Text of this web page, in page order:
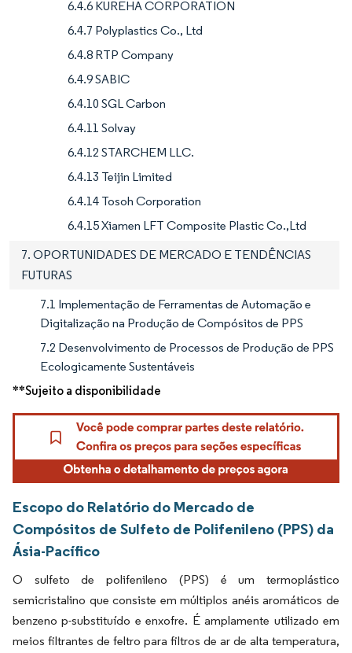
6.4.6 KUREHA CORPORATION
6.4.7 Polyplastics Co., Ltd
6.4.8 RTP Company
6.4.9 SABIC
6.4.10 SGL Carbon
6.4.11 Solvay
6.4.12 STARCHEM LLC.
6.4.13 Teijin Limited
6.4.14 Tosoh Corporation
6.4.15 Xiamen LFT Composite Plastic Co.,Ltd
7. OPORTUNIDADES DE MERCADO E TENDÊNCIAS
FUTURAS
7.1 Implementação de Ferramentas de Automação e
Digitalização na Produção de Compósitos de PPS
7.2 Desenvolvimento de Processos de Produção de PPS
Ecologicamente Sustentáveis
**Sujeito a disponibilidade
Escopo do Relatório do Mercado de
Compósitos de Sulfeto de Polifenileno (PPS) da
Ásia-Pacífico
O sulfeto de polifenileno (PPS) é um termoplástico
semicristalino que consiste em múltiplos anéis aromáticos de
benzeno p-substituído e enxofre. É amplamente utilizado em
meios filtrantes de feltro para filtros de ar de alta temperatura,